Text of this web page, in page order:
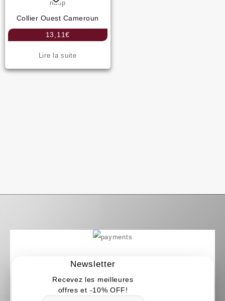
Collier Ouest Cameroun
13,11€
Lire la suite
Newsletter
Recevez les meilleures
offres et -10% OFF!